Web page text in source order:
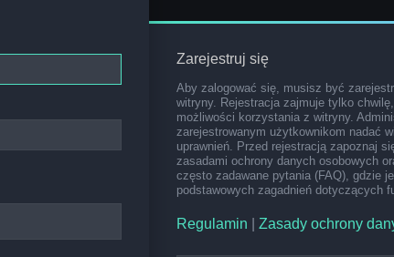
Zarejestruj się
Aby zalogować się, musisz być
witryny. Rejestracja zajmuje tylko
możliwości korzystania z witryny.
zarejestrowanym użytkownikom nadać
uprawnień. Przed rejestracją zapoznaj
zasadami ochrony danych osobowych
często zadawane pytania (FAQ), gdzie
podstawowych zagadnień dotyczących
Regulamin Zasady ochrony